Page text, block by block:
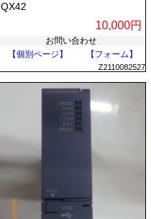
QX42
10,000円
お問い合わせ
【個別ページ】
【フォーム】
Z2110082527